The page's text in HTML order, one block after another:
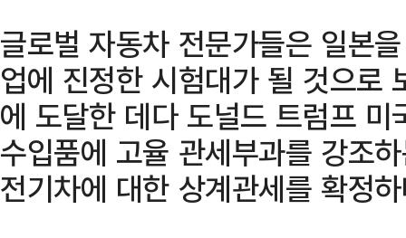
글로벌 자동차 전문가들은 일본
업에 진정한 시험대가 될 것으로
에 도달한 데다 도널드 트럼프
수입품에 고율 관세부과를 강조
전기차에 대한 상계관세를 확정